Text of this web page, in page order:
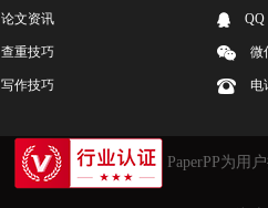
论文资讯
查重技巧
写作技巧
QQ
微
电
PaperPP为用